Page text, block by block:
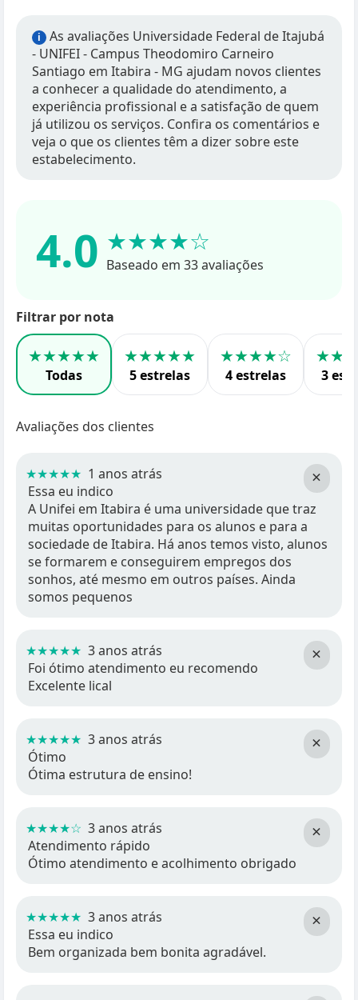
i
As avaliações Universidade Federal de Itajubá
- UNIFEI - Campus Theodomiro Carneiro
Santiago em Itabira - MG ajudam novos clientes
a conhecer a qualidade do atendimento, a
experiência profissional e a satisfação de quem
já utilizou os serviços. Confira os comentários e
veja o que os clientes têm a dizer sobre este
estabelecimento.
4.0 ★★★★☆
Baseado em 33 avaliações
Filtrar por nota
★★★★★
Todas
★★★★★
5 estrelas
★★★★☆
4 estrelas 3
Avaliações dos clientes
×
★★★★★ 1 anos atrás
Essa eu indico
A Unifei em Itabira é uma universidade que traz
muitas oportunidades para os alunos e para a
sociedade de Itabira. Há anos temos visto, alunos
se formarem e conseguirem empregos dos
sonhos, até mesmo em outros países. Ainda
somos pequenos
×
★★★★★ 3 anos atrás
Foi ótimo atendimento eu recomendo
Excelente lical
×
★★★★★ 3 anos atrás
Ótimo
Ótima estrutura de ensino!
×
★★★★☆ 3 anos atrás
Atendimento rápido
Ótimo atendimento e acolhimento obrigado
×
★★★★★ 3 anos atrás
Essa eu indico
Bem organizada bem bonita agradável.